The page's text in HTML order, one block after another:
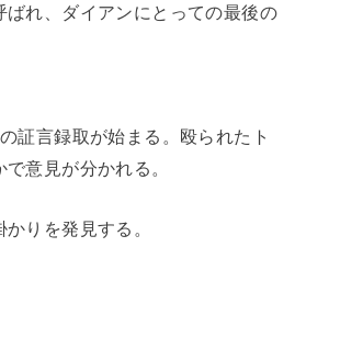
れ、ダイアンにとっての最後の
証言録取が始まる。殴られたト
意見が分かれる。
りを発見する。